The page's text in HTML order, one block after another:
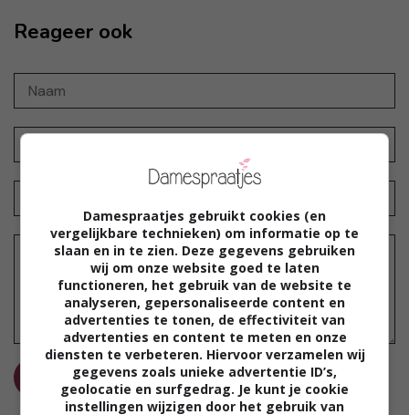
Reageer ook
REAGEER
Damespraatjes gebruikt cookies (en
vergelijkbare technieken) om informatie op te
slaan en in te zien. Deze gegevens gebruiken
wij om onze website goed te laten
functioneren, het gebruik van de website te
analyseren, gepersonaliseerde content en
advertenties te tonen, de effectiviteit van
advertenties en content te meten en onze
diensten te verbeteren. Hiervoor verzamelen wij
gegevens zoals unieke advertentie ID’s,
geolocatie en surfgedrag. Je kunt je cookie
instellingen wijzigen door het gebruik van